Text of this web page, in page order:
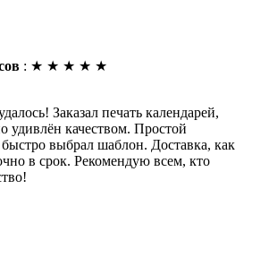
: ★ ★ ★ ★ ★
Заказал печать календарей,
удивлён качеством. Простой
выбрал шаблон. Доставка, как
в срок. Рекомендую всем, кто